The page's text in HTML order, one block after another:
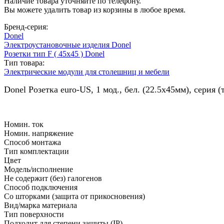
Вы можете удалить товар из корзины в любое время.
Бренд-серия:
Donel
Электроустановочные изделия Donel
Розетки тип F ( 45х45 ) Donel
Тип товара:
Электрические модули для столешниц и мебели
Donel Розетка euro-US, 1 мод., бел. (22.5х45мм), серия
Номин. ток
Номин. напряжение
Способ монтажа
Тип комплектации
Цвет
Модель/исполнение
Не содержит (без) галогенов
Способ подключения
Со шторками (защита от прикосновения)
Вид/марка материала
Тип поверхности